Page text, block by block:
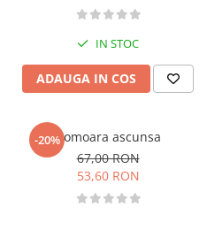
IN STOC
ADAUGA IN COS
-20%Comoara ascunsa
67,00 RON
53,60 RON